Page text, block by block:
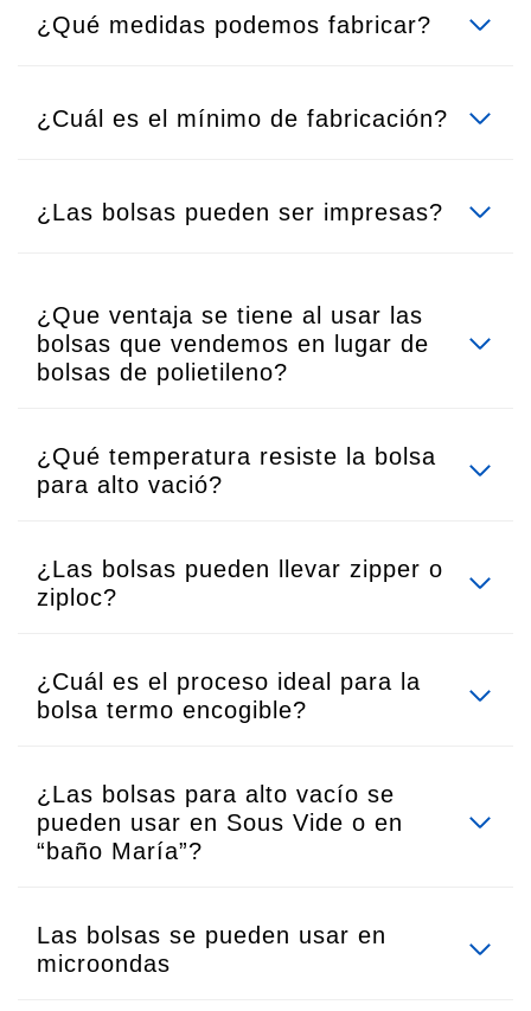
¿Qué medidas podemos fabricar?
¿Cuál es el mínimo de fabricación?
¿Las bolsas pueden ser impresas?
¿Que ventaja se tiene al usar las
bolsas que vendemos en lugar de
bolsas de polietileno?
¿Qué temperatura resiste la bolsa
para alto vació?
¿Las bolsas pueden llevar zipper o
ziploc?
¿Cuál es el proceso ideal para la
bolsa termo encogible?
¿Las bolsas para alto vacío se
pueden usar en Sous Vide o en
“baño María”?
Las bolsas se pueden usar en
microondas